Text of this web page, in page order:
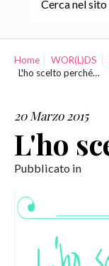
Home WOR(L)DS
L'ho scelto perché…
20 Marzo 2015
L'ho
Pubblicato in